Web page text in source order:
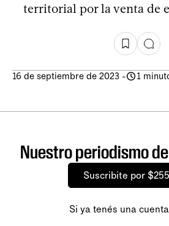
territorial por la venta de
16 de septiembre de 2023 - 1
Nuestro periodismo
Suscribite por
Si ya tenés una cuenta